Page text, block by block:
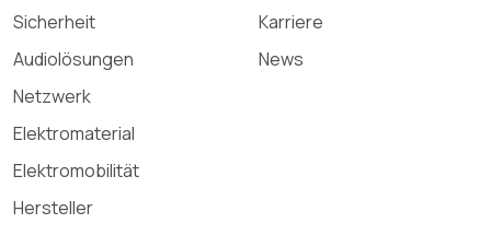
Sicherheit
Audiolösungen
Netzwerk
Elektromaterial
Elektromobilität
Hersteller
Karriere
News